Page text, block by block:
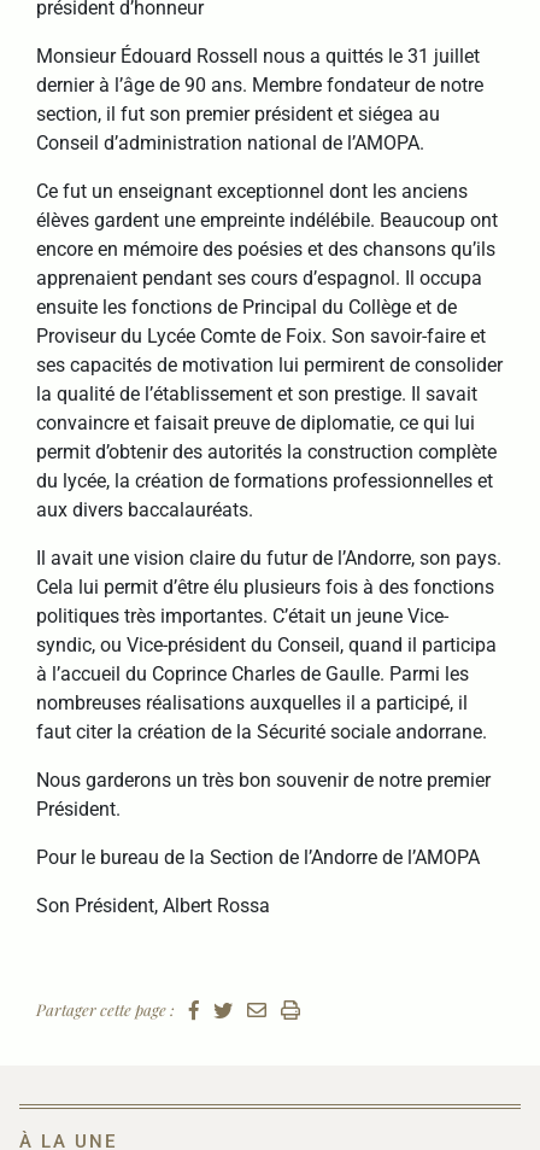
président d’honneur
Monsieur Édouard Rossell nous a quittés le 31 juillet
dernier à l’âge de 90 ans. Membre fondateur de notre
section, il fut son premier président et siégea au
Conseil d’administration national de l’AMOPA.
Ce fut un enseignant exceptionnel dont les anciens
élèves gardent une empreinte indélébile. Beaucoup ont
encore en mémoire des poésies et des chansons qu’ils
apprenaient pendant ses cours d’espagnol. Il occupa
ensuite les fonctions de Principal du Collège et de
Proviseur du Lycée Comte de Foix. Son savoir-faire et
ses capacités de motivation lui permirent de consolider
la qualité de l’établissement et son prestige. Il savait
convaincre et faisait preuve de diplomatie, ce qui lui
permit d’obtenir des autorités la construction complète
du lycée, la création de formations professionnelles et
aux divers baccalauréats.
Il avait une vision claire du futur de l’Andorre, son pays.
Cela lui permit d’être élu plusieurs fois à des fonctions
politiques très importantes. C’était un jeune Vice-
syndic, ou Vice-président du Conseil, quand il participa
à l’accueil du Coprince Charles de Gaulle. Parmi les
nombreuses réalisations auxquelles il a participé, il
faut citer la création de la Sécurité sociale andorrane.
Nous garderons un très bon souvenir de notre premier
Président.
Pour le bureau de la Section de l’Andorre de l’AMOPA
Son Président, Albert Rossa
Partager cette page :
À LA UNE